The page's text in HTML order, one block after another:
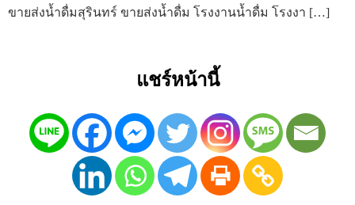
ขายส่งน้ำดื่มสุรินทร์ ขายส่งน้ำดื่ม โรงงานน้ำดื่ม โรงงา […]
แชร์หน้านี้